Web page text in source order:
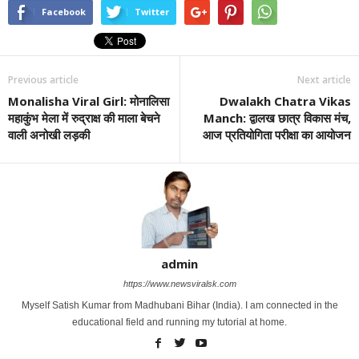
Facebook Twitter
Previous article
Monalisha Viral Girl: मोनालिसा
महाकुंभ मेला में रुद्राक्ष की माला बेचने
वाली अनोखी लड़की
Next article
Dwalakh Chatra Vikas
Manch: द्वालख छात्र विकास मंच,
आज प्रतियोगिता परीक्षा का आयोजन
admin
https://www.newsviralsk.com
Myself Satish Kumar from Madhubani Bihar (India). I am connected in the
educational field and running my tutorial at home.